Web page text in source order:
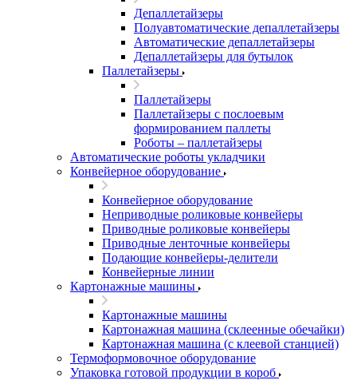
Депаллетайзеры
Полуавтоматические депаллетайзеры
Автоматические депаллетайзеры
Депаллетайзеры для бутылок
Паллетайзеры
Паллетайзеры
Паллетайзеры с послоевым
формированием паллеты
Роботы – паллетайзеры
Автоматические роботы укладчики
Конвейерное оборудование
Конвейерное оборудование
Неприводные роликовые конвейеры
Приводные роликовые конвейеры
Приводные ленточные конвейеры
Подающие конвейеры-делители
Конвейерные линии
Картонажные машины
Картонажные машины
Картонажная машина (склеенные обечайки)
Картонажная машина (с клеевой станцией)
Термоформовочное оборудование
Упаковка готовой продукции в короб